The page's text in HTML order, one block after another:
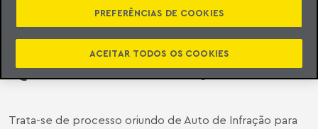
DE RECURSOS FISCAIS | 1ª TURMA
DA CSRF MANTÉM AUTUAÇÃO DE
ÁGIO INTERNO, MAS AFASTA MULTA
QUALIFICADA EM VOTAÇÃO INÉDITA
Trata-se de processo oriundo de Auto de Infração para
PREFERÊNCIAS DE COOKIES
ACEITAR TODOS OS COOKIES